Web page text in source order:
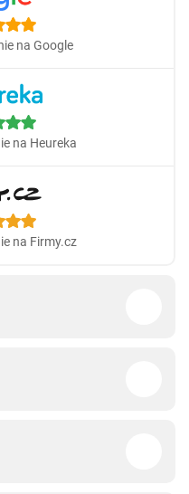
na Google
na Heureka
na Firmy.cz